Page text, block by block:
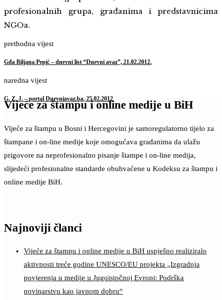
profesionalnih grupa, građanima i predstavnicima
NGOa.
prethodna vijest
Gđa Biljana Pepić – dnevni list “Dnevni avaz”, 21.02.2012.
naredna vijest
G. Z. J. – portal Dnevniavaz.ba, 25.02.2012
Vijeće za štampu i online medije u BiH
Vijeće za štampu u Bosni i Hercegovini je samoregulatorno tijelo za
štampane i on-line medije koje omogućava građanima da ulažu
prigovore na neprofesionalno pisanje štampe i on-line medija,
slijedeći profesionalne standarde obuhvaćene u Kodeksu za štampu i
online medije BiH.
Najnoviji članci
Vijeće za štampu i online medije u BiH uspješno realiziralo
aktivnosti treće godine UNESCO/EU projekta „Izgradnja
povjerenja u medije u Jugoistočnoj Evropi: Podrška
novinarstvu kao javnom dobru“